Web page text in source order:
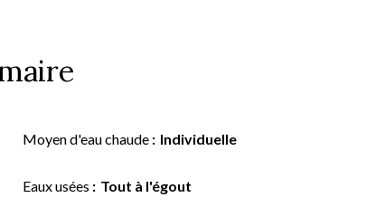
Moyen d'eau chaude Individuelle
Eaux usées Tout à l'égout